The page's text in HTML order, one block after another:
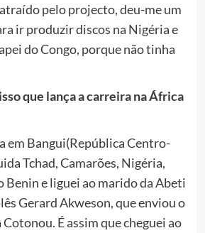
pelo projecto, deu-me um
ir produzir discos na Nigéria e
do Congo, porque não tinha
que lança a carreira na África
em Bangui(República Centro-
Tchad, Camarões, Nigéria,
Benin e liguei ao marido da Abeti
Gerard Akweson, que enviou o
É assim que cheguei ao